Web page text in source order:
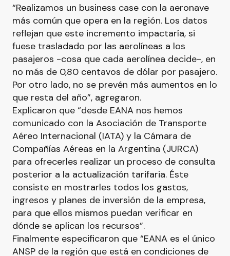
“Realizamos un business case con la aeronave
más común que opera en la región. Los datos
reflejan que este incremento impactaría, si
fuese trasladado por las aerolíneas a los
pasajeros -cosa que cada aerolínea decide-, en
no más de 0,80 centavos de dólar por pasajero.
Por otro lado, no se prevén más aumentos en lo
que resta del año”, agregaron.
Explicaron que “desde EANA nos hemos
comunicado con la Asociación de Transporte
Aéreo Internacional (IATA) y la Cámara de
Compañías Aéreas en la Argentina (JURCA)
para ofrecerles realizar un proceso de consulta
posterior a la actualización tarifaria. Éste
consiste en mostrarles todos los gastos,
ingresos y planes de inversión de la empresa,
para que ellos mismos puedan verificar en
dónde se aplican los recursos”.
Finalmente especificaron que “EANA es el único
ANSP de la región que está en condiciones de